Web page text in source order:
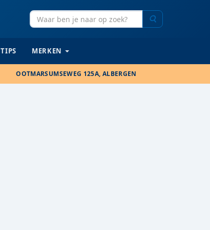
TIPS MERKEN
OOTMARSUMSEWEG 125A, ALBERGEN